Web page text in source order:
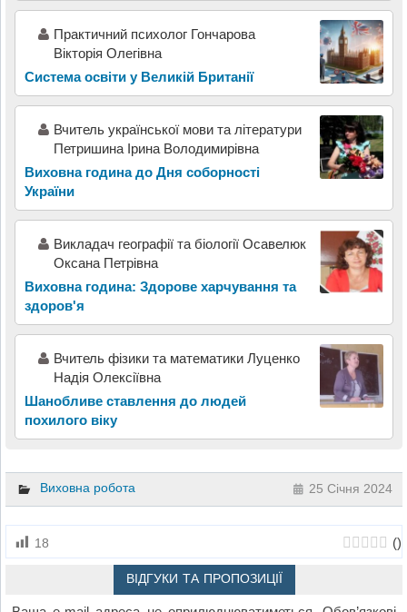
Практичний психолог Гончарова
Вікторія Олегівна
Система освіти у Великій Британії
Вчитель украïнськоï мови та лiтератури
Петришина Iрина Володимирiвна
Виховна година до Дня соборності
України
Викладач географії та біології Осавелюк
Оксана Петрівна
Виховна година: Здорове харчування та
здоров'я
Вчитель фізики та математики Луценко
Надія Олексіївна
Шанобливе ставлення до людей
похилого віку
Виховна робота 25 Січня 2024
18 ()
ВІДГУКИ ТА ПРОПОЗИЦІЇ